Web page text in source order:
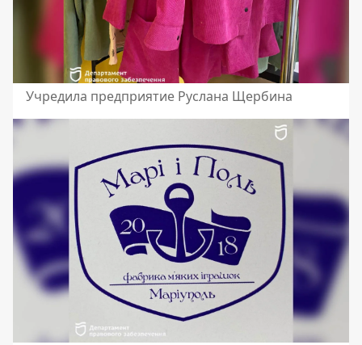
Учредила предприятие Руслана Щербина